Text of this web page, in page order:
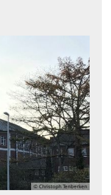
© Christoph Tenberken